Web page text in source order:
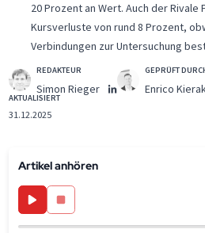
20 Prozent an Wert. Auch der
Kursverluste von rund 8 Prozent,
Verbindungen zur Untersuchung
REDAKTEUR
Simon Rieger
GEPRÜFT
Enrico
AKTUALISIERT
31.12.2025
Artikel anhören